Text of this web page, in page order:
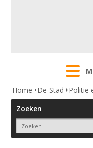
Home
De Stad Politie
Zoeken